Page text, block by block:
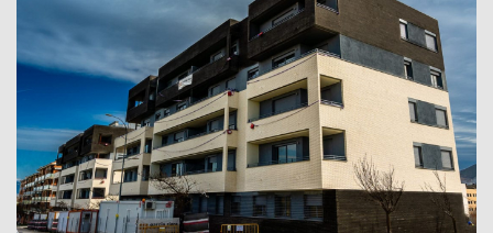
Conjunt residencial La Llacuna Homes
Montcada i Reixach, 2020
Neinor Homes